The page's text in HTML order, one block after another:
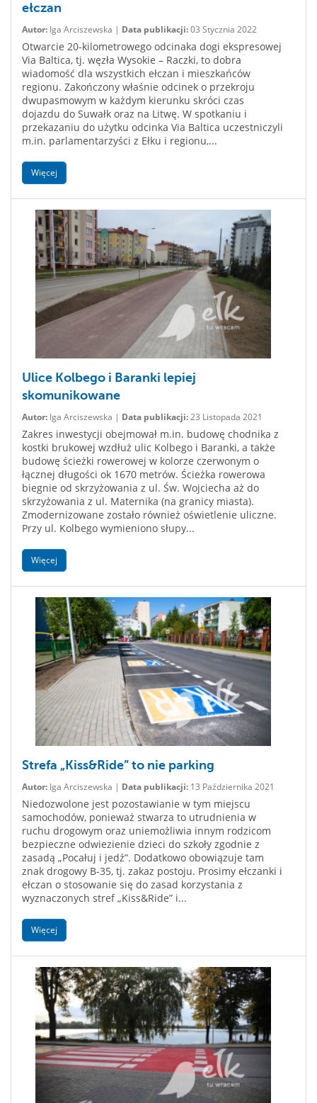
ełczan
Autor: Iga Arciszewska | Data publikacji:03 Stycznia 2022
Otwarcie 20-kilometrowego odcinaka dogi ekspresowej
Via Baltica, tj. węzła Wysokie – Raczki, to dobra
wiadomość dla wszystkich ełczan i mieszkańców
regionu. Zakończony właśnie odcinek o przekroju
dwupasmowym w każdym kierunku skróci czas
dojazdu do Suwałk oraz na Litwę. W spotkaniu i
przekazaniu do użytku odcinka Via Baltica uczestniczyli
m.in. parlamentarzyści z Ełku i regionu,...
Więcej
Ulice Kolbego i Baranki lepiej
skomunikowane
Autor: Iga Arciszewska | Data publikacji:23 Listopada 2021
Zakres inwestycji obejmował m.in. budowę chodnika z
kostki brukowej wzdłuż ulic Kolbego i Baranki, a także
budowę ścieżki rowerowej w kolorze czerwonym o
łącznej długości ok 1670 metrów. Ścieżka rowerowa
biegnie od skrzyżowania z ul. Św. Wojciecha aż do
skrzyżowania z ul. Maternika (na granicy miasta).
Zmodernizowane zostało również oświetlenie uliczne.
Przy ul. Kolbego wymieniono słupy...
Więcej
Strefa „Kiss&Ride” to nie parking
Autor: Iga Arciszewska | Data publikacji: 13 Października 2021
Niedozwolone jest pozostawianie w tym miejscu
samochodów, ponieważ stwarza to utrudnienia w
ruchu drogowym oraz uniemożliwia innym rodzicom
bezpieczne odwiezienie dzieci do szkoły zgodnie z
zasadą „Pocałuj i jedź”. Dodatkowo obowiązuje tam
znak drogowy B-35, tj. zakaz postoju. Prosimy ełczanki i
ełczan o stosowanie się do zasad korzystania z
wyznaczonych stref „Kiss&Ride” i...
Więcej